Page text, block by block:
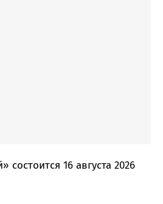
16 августа 2026